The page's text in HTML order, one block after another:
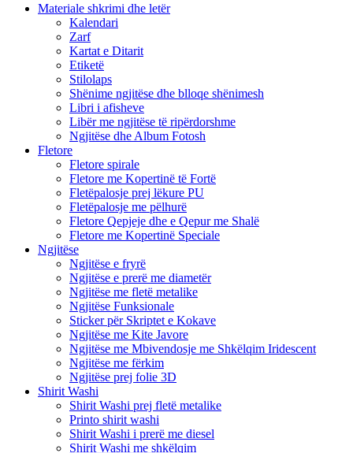
Materiale shkrimi dhe letër
Kalendari
Zarf
Kartat e Ditarit
Etiketë
Stilolaps
Shënime ngjitëse dhe blloqe shënimesh
Libri i afisheve
Libër me ngjitëse të ripërdorshme
Ngjitëse dhe Album Fotosh
Fletore
Fletore spirale
Fletore me Kopertinë të Fortë
Fletëpalosje prej lëkure PU
Fletëpalosje me pëlhurë
Fletore Qepjeje dhe e Qepur me Shalë
Fletore me Kopertinë Speciale
Ngjitëse
Ngjitëse e fryrë
Ngjitëse e prerë me diametër
Ngjitëse me fletë metalike
Ngjitëse Funksionale
Sticker për Skriptet e Kokave
Ngjitëse me Kite Javore
Ngjitëse me Mbivendosje me Shkëlqim Iridescent
Ngjitëse me fërkim
Ngjitëse prej folie 3D
Shirit Washi
Shirit Washi prej fletë metalike
Printo shirit washi
Shirit Washi i prerë me diesel
Shirit Washi me shkëlqim